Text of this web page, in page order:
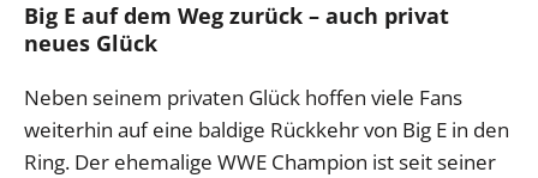
Big E auf dem Weg zurück – auch privat
neues Glück
Neben seinem privaten Glück hoffen viele Fans
weiterhin auf eine baldige Rückkehr von Big E in den
Ring. Der ehemalige WWE Champion ist seit seiner